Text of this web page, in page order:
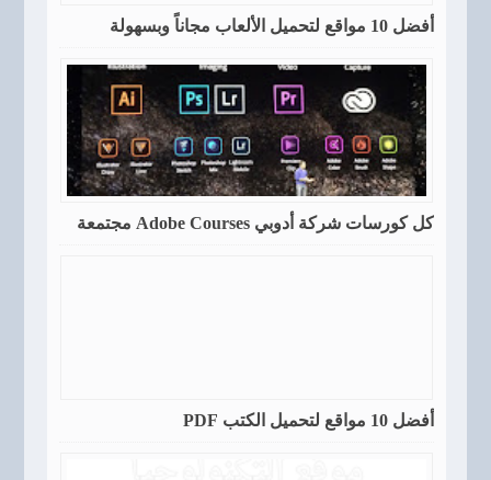
أفضل 10 مواقع لتحميل الألعاب مجاناً وبسهولة
كل كورسات شركة أدوبي Adobe Courses مجتمعة
أفضل 10 مواقع لتحميل الكتب PDF